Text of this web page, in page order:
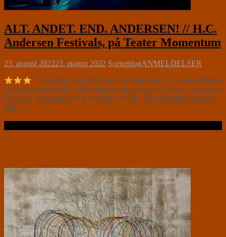
ALT. ANDET. END. ANDERSEN! // H.C.
Andersen Festivals, på Teater Momentum
23. august 202223. august 2022 SceneblogANMELDELSER
”Vi plukker bare lidt tvivl ved vejkanten” A – skal soldaten
slå på træet? Eller B – skal soldaten slå på sig selv? I H.C. Andersen
Festivals’ forestilling ALT. ANDET. END. ANDERSEN! spørger
en[…]